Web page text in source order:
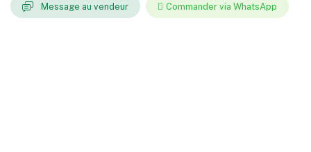
Message au vendeur
Commander via WhatsApp